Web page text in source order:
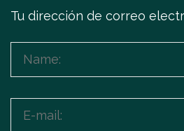
Tu dirección de correo